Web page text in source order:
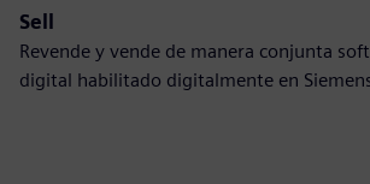
Sell
Revende y vende de manera conjunta
digital habilitado digitalmente en